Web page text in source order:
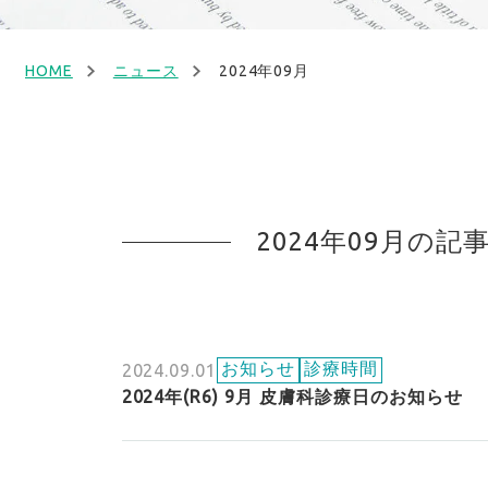
HOME ニュース 2024年09月
2024年09月の記
2024.09.01 お知らせ 診療時間
2024年(R6) 9月 皮膚科診療日のお知らせ